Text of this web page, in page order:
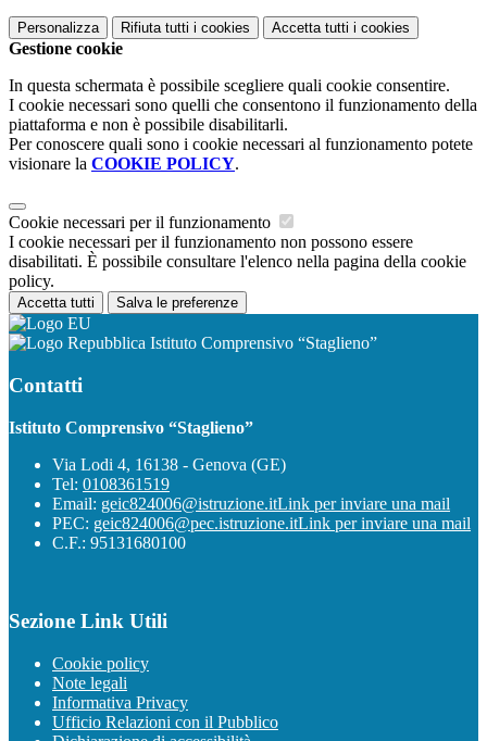
Personalizza Rifiuta tutti i cookies Accetta tutti i cookies
Gestione cookie
In questa schermata è possibile scegliere quali cookie consentire.
I cookie necessari sono quelli che consentono il funzionamento della
piattaforma e non è possibile disabilitarli.
Per conoscere quali sono i cookie necessari al funzionamento potete
visionare la COOKIE POLICY.
Cookie necessari per il funzionamento
I cookie necessari per il funzionamento non possono essere
disabilitati. È possibile consultare l'elenco nella pagina della cookie
policy.
Accetta tutti Salva le preferenze
Istituto Comprensivo “Staglieno”
Contatti
Istituto Comprensivo “Staglieno”
Via Lodi 4, 16138 - Genova (GE)
Tel: 0108361519
Email: geic824006@istruzione.itLink per inviare una mail
PEC: geic824006@pec.istruzione.itLink per inviare una mail
C.F.: 95131680100
Sezione Link Utili
Cookie policy
Note legali
Informativa Privacy
Ufficio Relazioni con il Pubblico